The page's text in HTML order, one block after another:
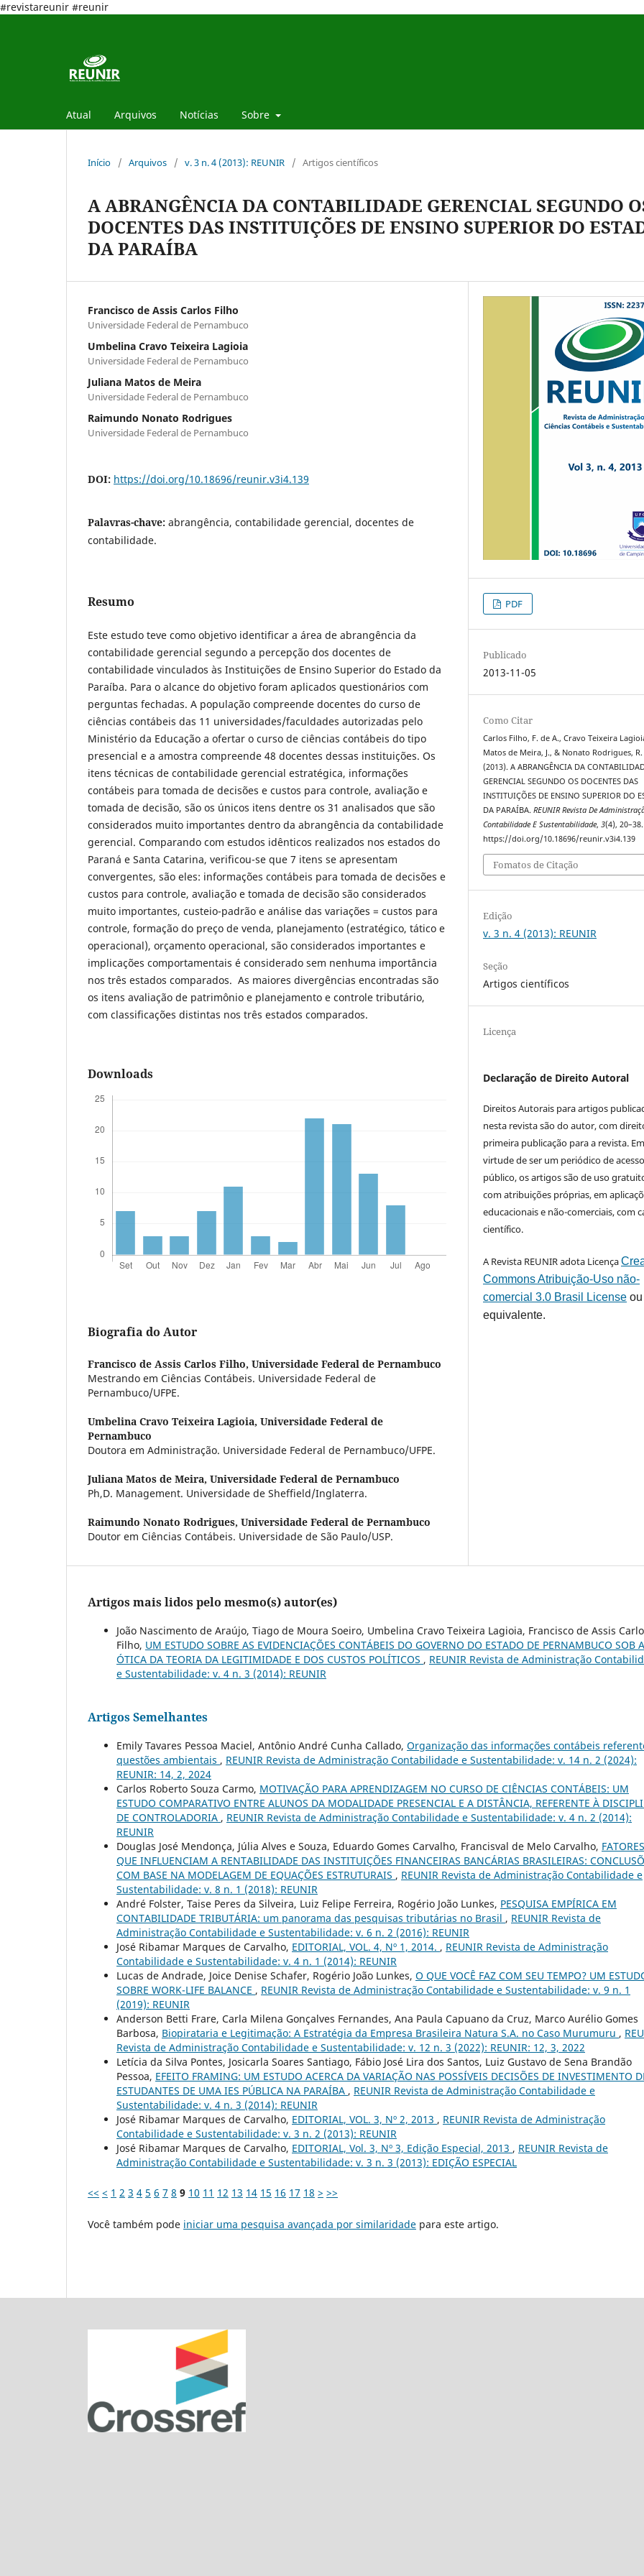
#revistareunir #reunir
Atual Arquivos Notícias Sobre
Início / Arquivos / v. 3 n. 4 (2013): REUNIR / Artigos científicos
A ABRANGÊNCIA DA CONTABILIDADE GERENCIAL SEGUNDO
DOCENTES DAS INSTITUIÇÕES DE ENSINO SUPERIOR DO
DA PARAÍBA
Francisco de Assis Carlos Filho
Universidade Federal de Pernambuco
Umbelina Cravo Teixeira Lagioia
Universidade Federal de Pernambuco
Juliana Matos de Meira
Universidade Federal de Pernambuco
Raimundo Nonato Rodrigues
Universidade Federal de Pernambuco
DOI: https://doi.org/10.18696/reunir.v3i4.139
Palavras-chave: abrangência, contabilidade gerencial, docentes de
contabilidade.
Resumo
Este estudo teve como objetivo identificar a área de abrangência da
contabilidade gerencial segundo a percepção dos docentes de
contabilidade vinculados às Instituições de Ensino Superior do Estado da
Paraíba. Para o alcance do objetivo foram aplicados questionários com
perguntas fechadas. A população compreende docentes do curso de
ciências contábeis das 11 universidades/faculdades autorizadas pelo
Ministério da Educação a ofertar o curso de ciências contábeis do tipo
presencial e a amostra compreende 48 docentes dessas instituições. Os
itens técnicas de contabilidade gerencial estratégica, informações
contábeis para tomada de decisões e custos para controle, avaliação e
tomada de decisão, são os únicos itens dentre os 31 analisados que são
considerados muito importantes dentro da abrangência da contabilidade
gerencial. Comparando com estudos idênticos realizados nos estados do
Paraná e Santa Catarina, verificou-se que 7 itens se apresentam
convergentes, são eles: informações contábeis para tomada de decisões e
custos para controle, avaliação e tomada de decisão são considerados
muito importantes, custeio-padrão e análise das variações = custos para
controle, formação do preço de venda, planejamento (estratégico, tático e
operacional), orçamento operacional, são considerados importantes e
implicações comportamentais é considerado sem nenhuma importância
nos três estados comparados. As maiores divergências encontradas são
os itens avaliação de patrimônio e planejamento e controle tributário,
com classificações distintas nos três estados comparados.
Downloads
Biografia do Autor
Francisco de Assis Carlos Filho, Universidade Federal de Pernambuco
Mestrando em Ciências Contábeis. Universidade Federal de
Pernambuco/UFPE.
Umbelina Cravo Teixeira Lagioia, Universidade Federal de
Pernambuco
Doutora em Administração. Universidade Federal de Pernambuco/UFPE.
Juliana Matos de Meira, Universidade Federal de Pernambuco
Ph,D. Management. Universidade de Sheffield/Inglaterra.
Raimundo Nonato Rodrigues, Universidade Federal de Pernambuco
Doutor em Ciências Contábeis. Universidade de São Paulo/USP.
PDF
Publicado
2013-11-05
Como Citar
Carlos Filho, F. de A., Cravo Teixeira
Matos de Meira, J., & Nonato Rodrigues, R.
(2013). A ABRANGÊNCIA DA
GERENCIAL SEGUNDO OS DOCENTES DAS
INSTITUIÇÕES DE ENSINO SUPERIOR DO
DA PARAÍBA.REUNIR Revista De
Contabilidade E Sustentabilidade,3(4), 20–38.
https://doi.org/10.18696/reunir.v3i4.139
Fomatos de Citação
Edição
v. 3 n. 4 (2013): REUNIR
Seção
Artigos científicos
Licença
Declaração de Direito Autoral
Direitos Autorais para artigos
nesta revista são do autor, com
primeira publicação para a revista.
virtude de ser um periódico de
público, os artigos são de uso
com atribuições próprias, em
educacionais e não-comerciais, com
científico.
A Revista REUNIR adota Licença
Commons Atribuição-Uso não-
comercial 3.0 Brasil License
equivalente.
Artigos mais lidos pelo mesmo(s) autor(es)
João Nascimento de Araújo, Tiago de Moura Soeiro, Umbelina Cravo Teixeira Lagioia, Francisco de Assis
Filho, UM ESTUDO SOBRE AS EVIDENCIAÇÕES CONTÁBEIS DO GOVERNO DO ESTADO DE PERNAMBUCO SOB A
ÓTICA DA TEORIA DA LEGITIMIDADE E DOS CUSTOS POLÍTICOS , REUNIR Revista de Administração
e Sustentabilidade: v. 4 n. 3 (2014): REUNIR
Artigos Semelhantes
Emily Tavares Pessoa Maciel, Antônio André Cunha Callado, Organização das informações contábeis
questões ambientais , REUNIR Revista de Administração Contabilidade e Sustentabilidade: v. 14 n. 2 (2024):
REUNIR: 14, 2, 2024
Carlos Roberto Souza Carmo, MOTIVAÇÃO PARA APRENDIZAGEM NO CURSO DE CIÊNCIAS CONTÁBEIS: UM
ESTUDO COMPARATIVO ENTRE ALUNOS DA MODALIDADE PRESENCIAL E A DISTÂNCIA, REFERENTE À
DE CONTROLADORIA , REUNIR Revista de Administração Contabilidade e Sustentabilidade: v. 4 n. 2 (2014):
REUNIR
Douglas José Mendonça, Júlia Alves e Souza, Eduardo Gomes Carvalho, Francisval de Melo Carvalho, FATORES
QUE INFLUENCIAM A RENTABILIDADE DAS INSTITUIÇÕES FINANCEIRAS BANCÁRIAS BRASILEIRAS:
COM BASE NA MODELAGEM DE EQUAÇÕES ESTRUTURAIS , REUNIR Revista de Administração Contabilidade e
Sustentabilidade: v. 8 n. 1 (2018): REUNIR
André Folster, Taise Peres da Silveira, Luiz Felipe Ferreira, Rogério João Lunkes, PESQUISA EMPÍRICA EM
CONTABILIDADE TRIBUTÁRIA: um panorama das pesquisas tributárias no Brasil , REUNIR Revista de
Administração Contabilidade e Sustentabilidade: v. 6 n. 2 (2016): REUNIR
José Ribamar Marques de Carvalho, EDITORIAL, VOL. 4, Nº 1, 2014. , REUNIR Revista de Administração
Contabilidade e Sustentabilidade: v. 4 n. 1 (2014): REUNIR
Lucas de Andrade, Joice Denise Schafer, Rogério João Lunkes, O QUE VOCÊ FAZ COM SEU TEMPO? UM
SOBRE WORK-LIFE BALANCE , REUNIR Revista de Administração Contabilidade e Sustentabilidade: v. 9 n. 1
(2019): REUNIR
Anderson Betti Frare, Carla Milena Gonçalves Fernandes, Ana Paula Capuano da Cruz, Marco Aurélio Gomes
Barbosa, Biopirataria e Legitimação: A Estratégia da Empresa Brasileira Natura S.A. no Caso Murumuru ,
Revista de Administração Contabilidade e Sustentabilidade: v. 12 n. 3 (2022): REUNIR: 12, 3, 2022
Letícia da Silva Pontes, Josicarla Soares Santiago, Fábio José Lira dos Santos, Luiz Gustavo de Sena Brandão
Pessoa, EFEITO FRAMING: UM ESTUDO ACERCA DA VARIAÇÃO NAS POSSÍVEIS DECISÕES DE INVESTIMENTO
ESTUDANTES DE UMA IES PÚBLICA NA PARAÍBA , REUNIR Revista de Administração Contabilidade e
Sustentabilidade: v. 4 n. 3 (2014): REUNIR
José Ribamar Marques de Carvalho, EDITORIAL, VOL. 3, Nº 2, 2013 , REUNIR Revista de Administração
Contabilidade e Sustentabilidade: v. 3 n. 2 (2013): REUNIR
José Ribamar Marques de Carvalho, EDITORIAL, Vol. 3, Nº 3, Edição Especial, 2013 , REUNIR Revista de
Administração Contabilidade e Sustentabilidade: v. 3 n. 3 (2013): EDIÇÃO ESPECIAL
<< < 1 2 3 4 5 6 7 8 9 10 11 12 13 14 15 16 17 18 > >>
Você também pode iniciar uma pesquisa avançada por similaridade para este artigo.